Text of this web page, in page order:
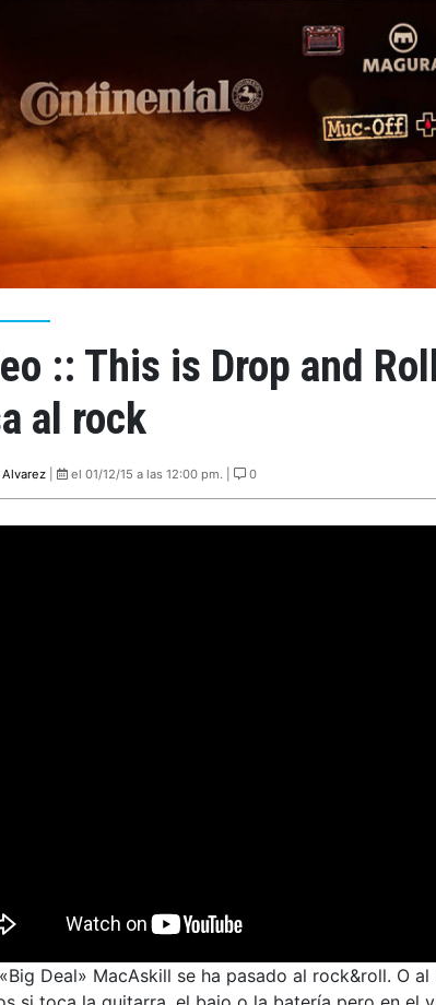
:: This is Drop and
al rock
el 01/12/15 a las 12:00 pm. | 0
Deal» MacAskill se ha pasado al rock&roll. O